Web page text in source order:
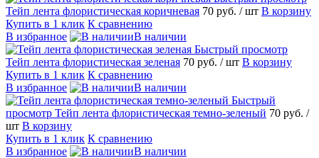
Тейп лента флористическая коричневая 70 руб. / шт В корзину
Купить в 1 клик К сравнению
В избранное
В наличии
Быстрый просмотр
Тейп лента флористическая зеленая 70 руб. / шт В корзину
Купить в 1 клик К сравнению
В избранное
В наличии
Быстрый
просмотр Тейп лента флористическая темно-зеленый 70 руб. /
шт В корзину
Купить в 1 клик К сравнению
В избранное
В наличии